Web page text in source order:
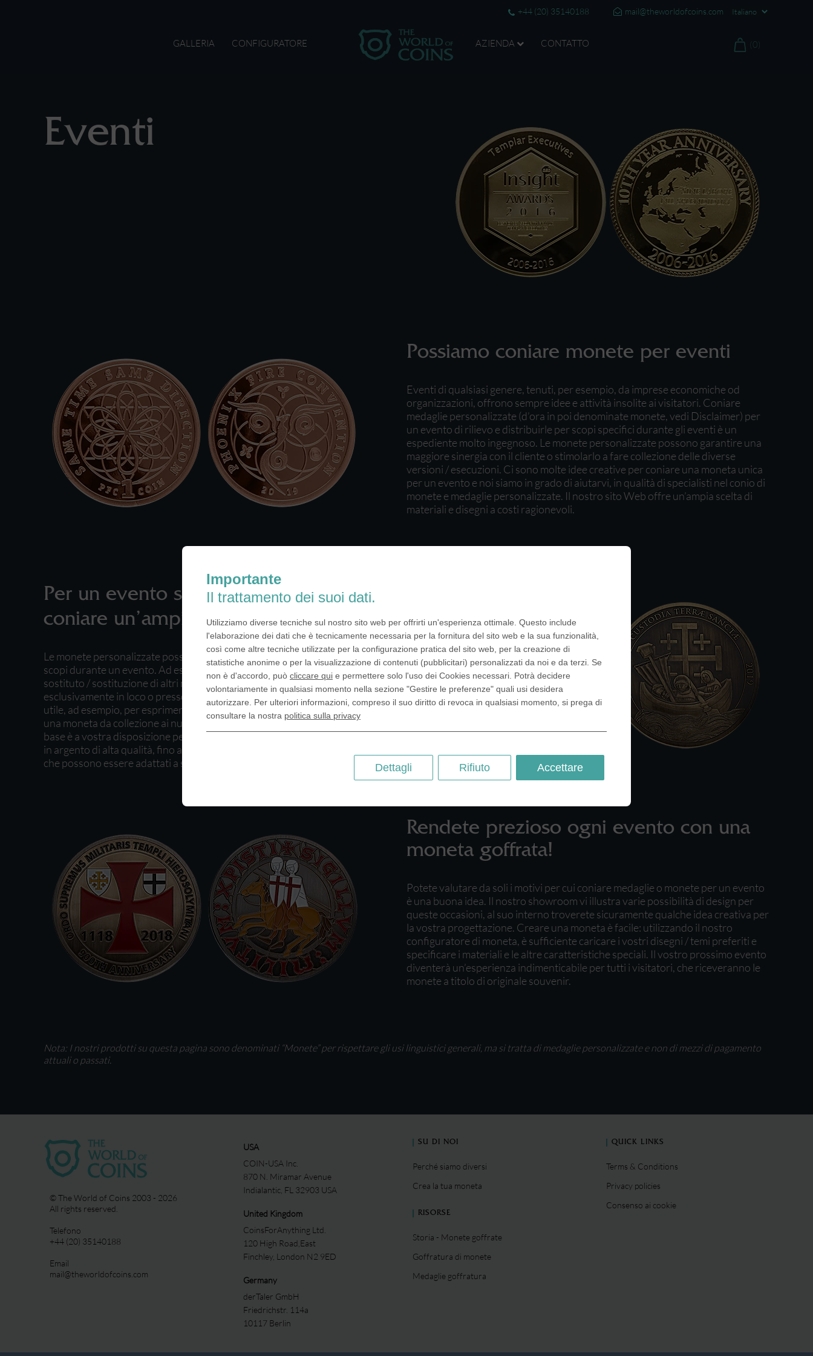
mail@theworldofcoins.com
+44 (20) 35140188
GALLERIA CONFIGURATORE AZIENDA CONTATTO (0)
Eventi
Possiamo coniare monete per eventi
Eventi di qualsiasi genere, tenuti, per esempio, da imprese economiche od
organizzazioni, offrono sempre idee e attività insolite ai visitatori. Coniare
medaglie personalizzate (d’ora in poi denominate monete, vedi Disclaimer) per
un evento di rilievo e distribuirle per scopi specifici durante gli eventi è un
espediente molto ingegnoso. Le monete personalizzate possono garantire una
maggiore sinergia con il cliente o stimolarlo a fare collezione delle diverse
versioni / esecuzioni. Ci sono molte idee creative per coniare una moneta unica
per un evento e noi siamo in grado di aiutarvi, in qualità di specialisti nel conio di
monete e medaglie personalizzate. Il nostro sito Web offre un’ampia scelta di
materiali e disegni a costi ragionevoli.
Per un evento speciale, si possono
coniare un’ampia varietà di monete
Le monete personalizzate possono essere utilizzate per diverse funzioni / ruoli e
scopi durante un evento. Ad esempio, una moneta può essere utilizzata come
sostituto / sostituzione di altri mezzi di pagamento, potendo essere riscattata
esclusivamente in loco o presso la sede. Anche coniare monete decorative è
utile, ad esempio, per esprimere stima agli ospiti speciali dell’evento o per dare
una moneta da collezione ai numerosi visitatori. Un’ampia scelta di materiali di
base è a vostra disposizione per monete e medaglie, a partire da monete in oro e
in argento di alta qualità, fino ad alternative a buon mercato in acciaio o in PVC,
che possono essere adattati a seconda dell’occasione e del budget.
Rendete prezioso ogni evento con una
moneta goffrata!
Potete valutare da soli i motivi per cui coniare medaglie o monete per un evento
è una buona idea. Il nostro showroom vi illustra varie possibilità di design per
queste occasioni, al suo interno troverete sicuramente qualche idea creativa per
la vostra progettazione. Creare una moneta è facile: utilizzando il nostro
configuratore di moneta, è sufficiente caricare i vostri disegni / temi preferiti e
specificare i materiali e le altre caratteristiche speciali. Il vostro prossimo evento
diventerà un’esperienza indimenticabile per tutti i visitatori, che riceveranno le
monete a titolo di originale souvenir.
Nota: I nostri prodotti su questa pagina sono denominati “Monete” per rispettare gli usi linguistici generali, ma si tratta di medaglie personalizzate e non di mezzi di pagamento
attuali o passati.
© The World of Coins 2003 - 2026
All rights reserved.
Telefono
+44 (20) 35140188
Email
mail@theworldofcoins.com
USA
COIN-USA Inc.
870 N. Miramar Avenue
Indialantic, FL 32903 USA
United Kingdom
CoinsForAnything Ltd.
120 High Road,East
Finchley, London N2 9ED
Germany
derTaler GmbH
Friedrichstr. 114a
10117 Berlin
SU DI NOI
Perché siamo diversi
Crea la tua moneta
RISORSE
Storia - Monete goffrate
Goffratura di monete
Medaglie goffratura
QUICK LINKS
Terms & Conditions
Privacy policies
Consenso ai cookie
Importante
Il trattamento dei suoi dati.
Utilizziamo diverse tecniche sul nostro sito web per offrirti un'esperienza ottimale. Questo include
l'elaborazione dei dati che è tecnicamente necessaria per la fornitura del sito web e la sua funzionalità,
così come altre tecniche utilizzate per la configurazione pratica del sito web, per la creazione di
statistiche anonime o per la visualizzazione di contenuti (pubblicitari) personalizzati da noi e da terzi. Se
non è d'accordo, può cliccare qui e permettere solo l'uso dei Cookies necessari. Potrà decidere
volontariamente in qualsiasi momento nella sezione "Gestire le preferenze" quali usi desidera
autorizzare. Per ulteriori informazioni, compreso il suo diritto di revoca in qualsiasi momento, si prega di
consultare la nostra politica sulla privacy
Accettare
Rifiuto
Dettagli